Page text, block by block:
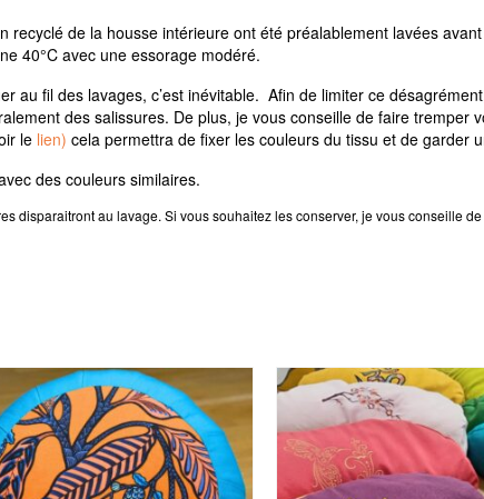
de la housse intérieure ont été préalablement lavées
40°C avec une essorage modéré.
au fil des lavages, c’est inévitable. Afin de limiter ce
des salissures. De plus, je vous conseille de faire tremper
le lien) cela permettra de fixer les couleurs du tissu et de garder
des couleurs similaires.
disparaitront au lavage. Si vous souhaitez les conserver, je vous conseille